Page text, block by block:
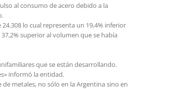
al consumo de acero debido a la
lo cual representa un 19,4% inferior
superior al volumen que se había
que se están desarrollando.
informó la entidad.
metales, no sólo en la Argentina sino en